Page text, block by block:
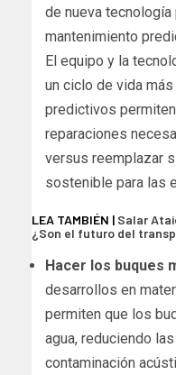
de nueva tecnología
mantenimiento
El equipo y la
un ciclo de vida
predictivos
reparaciones
versus reemplazar
sostenible para las
LEA TAMBIÉN | Salar
¿Son el futuro del
Hacer los buques
desarrollos en
permiten que los
agua, reduciendo
contaminación